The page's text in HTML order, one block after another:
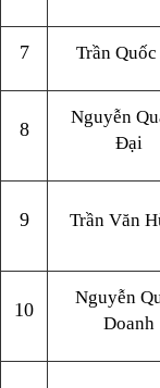
7 Trần Quốc
8
Nguyễn
Đại
9 Trần Văn
10
Nguyễn
Doanh